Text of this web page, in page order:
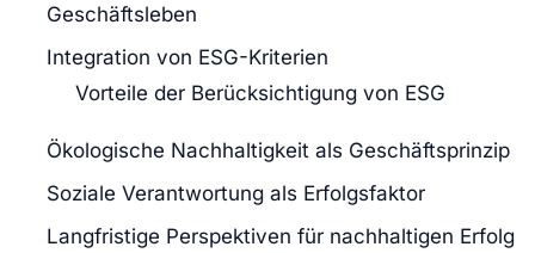
Geschäftsleben
Integration von ESG-Kriterien
Vorteile der Berücksichtigung von ESG
Ökologische Nachhaltigkeit als Geschäftsprinzip
Soziale Verantwortung als Erfolgsfaktor
Langfristige Perspektiven für nachhaltigen Erfolg